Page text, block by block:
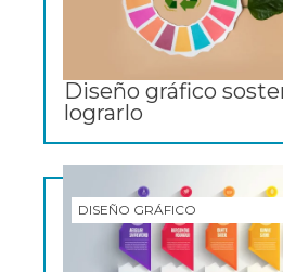
Diseño gráfico
lograrlo
DISEÑO GRÁFICO